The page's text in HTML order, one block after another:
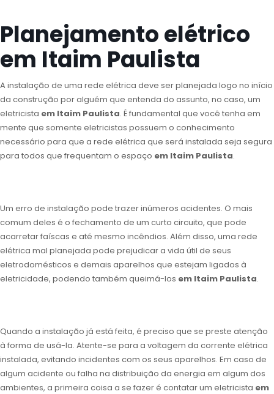
Planejamento elétrico
em Itaim Paulista
A instalação de uma rede elétrica deve ser planejada logo no início
da construção por alguém que entenda do assunto, no caso, um
eletricista em Itaim Paulista. É fundamental que você tenha em
mente que somente eletricistas possuem o conhecimento
necessário para que a rede elétrica que será instalada seja segura
para todos que frequentam o espaço em Itaim Paulista.
Um erro de instalação pode trazer inúmeros acidentes. O mais
comum deles é o fechamento de um curto circuito, que pode
acarretar faíscas e até mesmo incêndios. Além disso, uma rede
elétrica mal planejada pode prejudicar a vida útil de seus
eletrodomésticos e demais aparelhos que estejam ligados à
eletricidade, podendo também queimá-los em Itaim Paulista.
Quando a instalação já está feita, é preciso que se preste atenção
à forma de usá-la. Atente-se para a voltagem da corrente elétrica
instalada, evitando incidentes com os seus aparelhos. Em caso de
algum acidente ou falha na distribuição da energia em algum dos
ambientes, a primeira coisa a se fazer é contatar um eletricista em